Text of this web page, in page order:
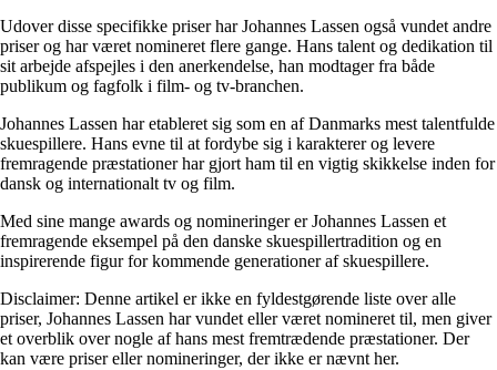
Udover disse specifikke priser har Johannes Lassen også vundet andre
priser og har været nomineret flere gange. Hans talent og dedikation til
sit arbejde afspejles i den anerkendelse, han modtager fra både
publikum og fagfolk i film- og tv-branchen.
Johannes Lassen har etableret sig som en af ​​Danmarks mest talentfulde
skuespillere. Hans evne til at fordybe sig i karakterer og levere
fremragende præstationer har gjort ham til en vigtig skikkelse inden for
dansk og internationalt tv og film.
Med sine mange awards og nomineringer er Johannes Lassen et
fremragende eksempel på den danske skuespillertradition og en
inspirerende figur for kommende generationer af skuespillere.
Disclaimer: Denne artikel er ikke en fyldestgørende liste over alle
priser, Johannes Lassen har vundet eller været nomineret til, men giver
et overblik over nogle af hans mest fremtrædende præstationer. Der
kan være priser eller nomineringer, der ikke er nævnt her.